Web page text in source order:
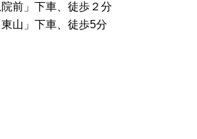
前」下車、徒歩２分
山」下車、徒歩5分